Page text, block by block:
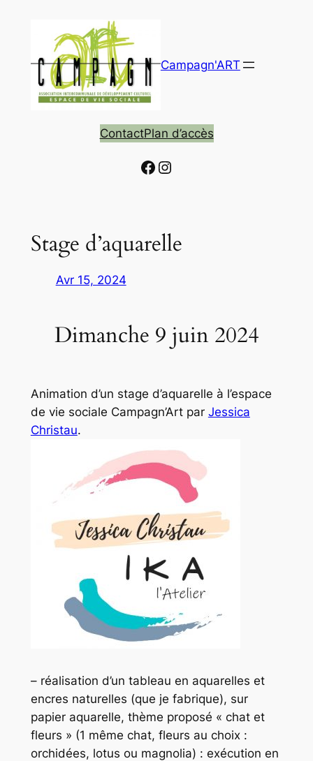
Campagn'ART
ContactPlan d’accès
Facebook
Instagram
Stage d’aquarelle
Avr 15, 2024
Dimanche 9 juin 2024
Animation d’un stage d’aquarelle à l’espace
de vie sociale Campagn’Art par Jessica
Christau.
– réalisation d’un tableau en aquarelles et
encres naturelles (que je fabrique), sur
papier aquarelle, thème proposé « chat et
fleurs » (1 même chat, fleurs au choix :
orchidées, lotus ou magnolia) : exécution en